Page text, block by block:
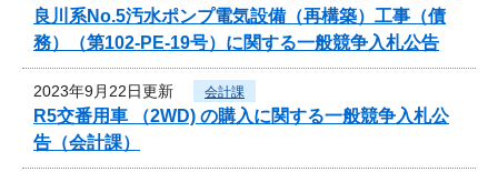
良川系No.5汚水ポンプ電気設備（再構築）工事（債
務）（第102-PE-19号）に関する一般競争入札公告
2023年9月22日更新 会計課
R5交番用車 （2WD) の購入に関する一般競争入札公
告（会計課）